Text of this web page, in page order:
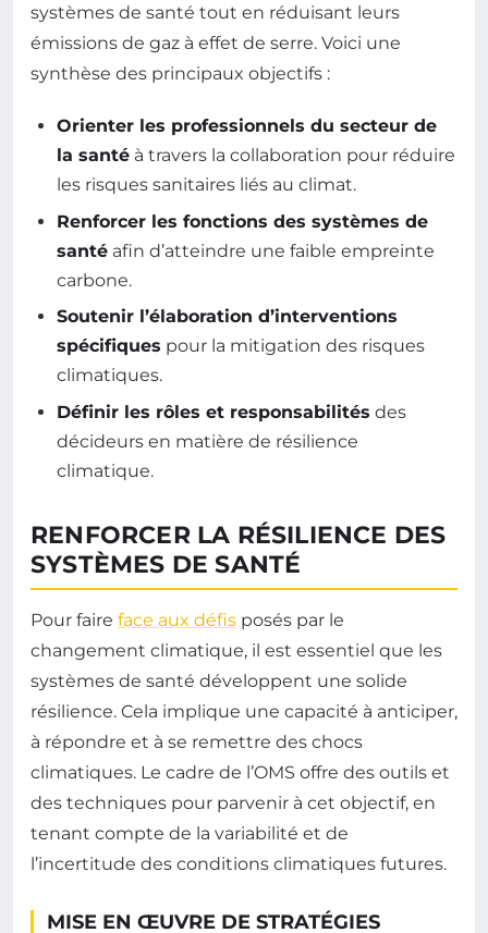
systèmes de santé tout en réduisant leurs
émissions de gaz à effet de serre. Voici une
synthèse des principaux objectifs :
Orienter les professionnels du secteur de
la santé à travers la collaboration pour réduire
les risques sanitaires liés au climat.
Renforcer les fonctions des systèmes de
santé afin d’atteindre une faible empreinte
carbone.
Soutenir l’élaboration d’interventions
spécifiques pour la mitigation des risques
climatiques.
Définir les rôles et responsabilités des
décideurs en matière de résilience
climatique.
RENFORCER LA RÉSILIENCE DES
SYSTÈMES DE SANTÉ
Pour faire face aux défis posés par le
changement climatique, il est essentiel que les
systèmes de santé développent une solide
résilience. Cela implique une capacité à anticiper,
à répondre et à se remettre des chocs
climatiques. Le cadre de l’OMS offre des outils et
des techniques pour parvenir à cet objectif, en
tenant compte de la variabilité et de
l’incertitude des conditions climatiques futures.
MISE EN ŒUVRE DE STRATÉGIES